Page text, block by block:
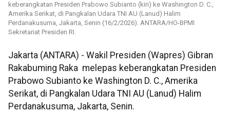
keberangkatan Presiden Prabowo Subianto (kiri) ke Washington D. C.,
Amerika Serikat, di Pangkalan Udara TNI AU (Lanud) Halim
Perdanakusuma, Jakarta, Senin (16/2/2026). ANTARA/HO-BPMI
Sekretariat Presiden RI.
Jakarta (ANTARA) - Wakil Presiden (Wapres) Gibran
Rakabuming Raka melepas keberangkatan Presiden
Prabowo Subianto ke Washington D. C., Amerika
Serikat, di Pangkalan Udara TNI AU (Lanud) Halim
Perdanakusuma, Jakarta, Senin.